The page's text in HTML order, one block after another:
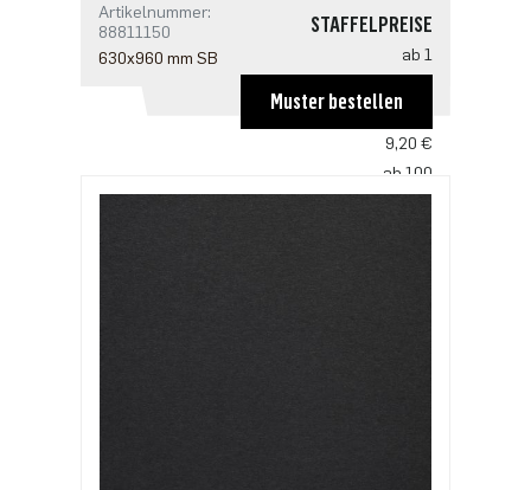
Artikelnummer:
88811150
630x960 mm SB
STAFFELPREISE
ab 1
ab 50
9,20 €
ab 100
Muster bestellen